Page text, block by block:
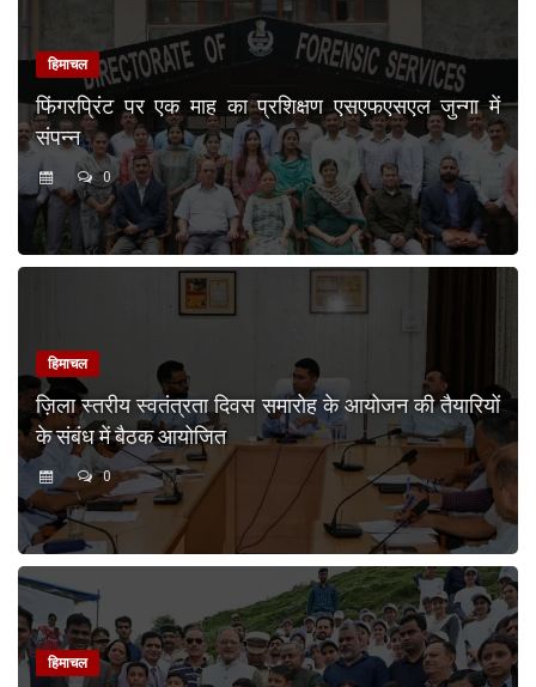
हिमाचल
फिंगरप्रिंट पर एक माह का प्रशिक्षण एसएफएसएल जुन्गा में
संपन्न
0
हिमाचल
ज़िला स्तरीय स्वतंत्रता दिवस समारोह के आयोजन की तैयारियों
के संबंध में बैठक आयोजित
0
हिमाचल